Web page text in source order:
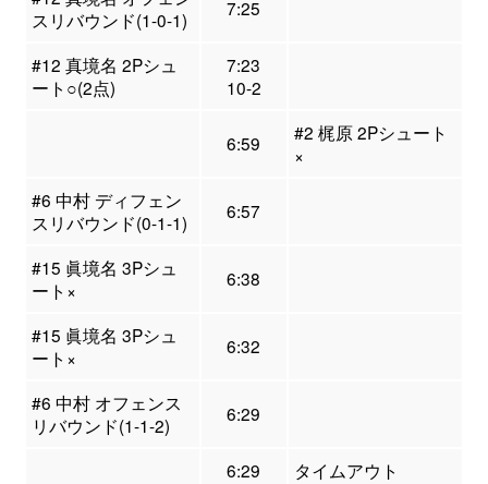
スリバウンド(1-0-1)
7:25
#12 真境名 2Pシュ
ート○(2点)
7:23
10-2
6:59
#2 梶原 2Pシュート
×
#6 中村 ディフェン
スリバウンド(0-1-1)
6:57
#15 眞境名 3Pシュ
ート×
6:38
#15 眞境名 3Pシュ
ート×
6:32
#6 中村 オフェンス
リバウンド(1-1-2)
6:29
6:29 タイムアウト